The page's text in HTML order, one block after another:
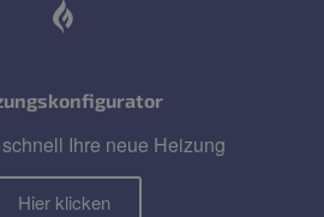
Ihre neue Heizung
Hier klicken